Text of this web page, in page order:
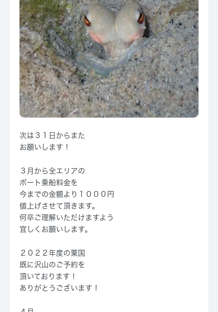
次は３１日からまた
お願いします！
３月から全エリアの
ボート乗船料金を
今までの金額より１０００円
値上げさせて頂きます。
何卒ご理解いただけますよう
宜しくお願いします。
２０２２年度の粟国
既に沢山のご予約を
頂いております！
ありがとうございます！